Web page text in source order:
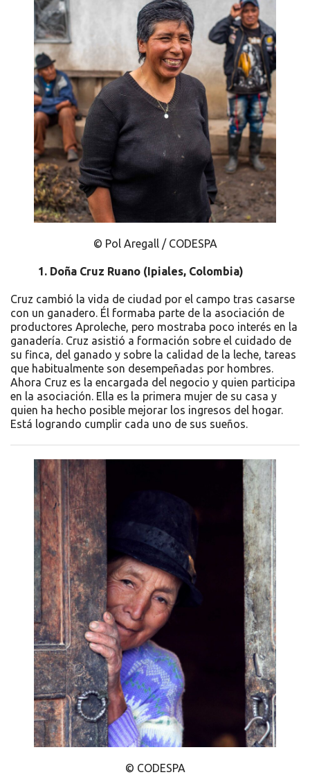
© Pol Aregall / CODESPA
1. Doña Cruz Ruano (Ipiales, Colombia)
Cruz cambió la vida de ciudad por el campo tras casarse
con un ganadero. Él formaba parte de la asociación de
productores Aproleche, pero mostraba poco interés en la
ganadería. Cruz asistió a formación sobre el cuidado de
su finca, del ganado y sobre la calidad de la leche, tareas
que habitualmente son desempeñadas por hombres.
Ahora Cruz es la encargada del negocio y quien participa
en la asociación. Ella es la primera mujer de su casa y
quien ha hecho posible mejorar los ingresos del hogar.
Está logrando cumplir cada uno de sus sueños.
© CODESPA